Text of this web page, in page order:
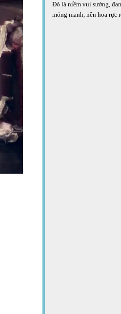
Đó là niềm vui sướng,
mỏng manh, nền hoa rực